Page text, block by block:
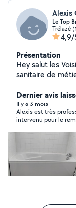
Alexis
Le Top
Trélazé
4,9/
Présentation
Hey salut les Voisins, Je suis plombier
sanitaire de
Installation Sanitaire -
Vasque et
douchette ) -
complète) et entretien -Robinetterie -
ou garage -Joint silicone -Débouchage - Soudure cuivre
et raccordement PER ,
salle de bain Ettc... Chauffagiste Installation
chaudière .
reste aussi
Dernier avis
Il y a 3 mois
Alexis est très
intervenu pour le